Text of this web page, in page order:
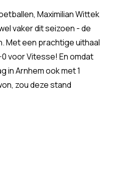
Maximilian Wittek
vaker dit seizoen - de
Met een prachtige uithaal
voor Vitesse! En omdat
in Arnhem ook met 1
zou deze stand